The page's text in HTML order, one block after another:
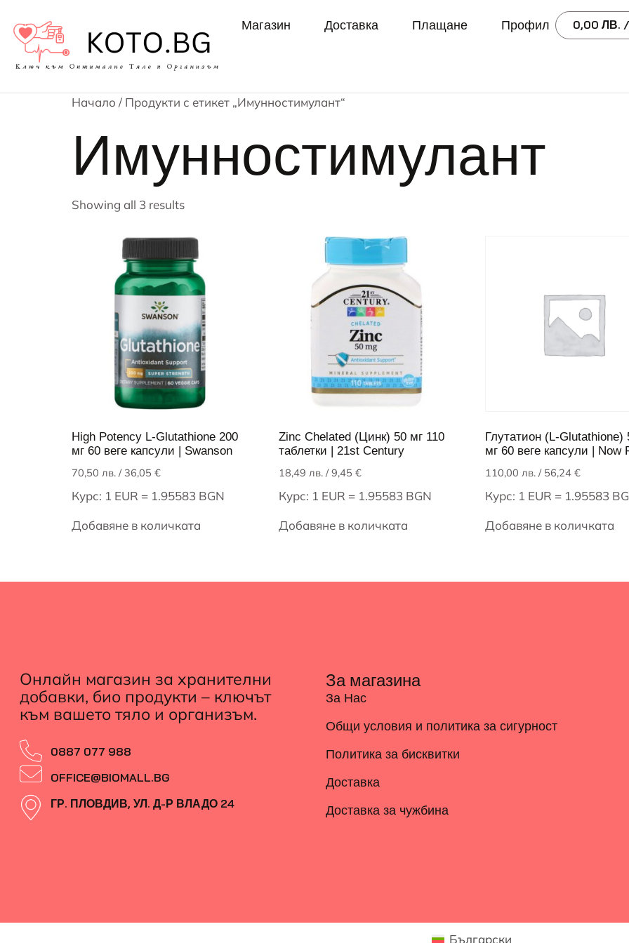
Магазин Доставка Плащане Профил 0,00 ЛВ.
Начало / Продукти с етикет „Имунностимулант“
Имунностимулант
Showing all 3 results
High Potency L-Glutathione 200
мг 60 веге капсули | Swanson
70,50 лв. / 36,05 €
Курс: 1 EUR = 1.95583 BGN
Добавяне в количката
Zinc Chelated (Цинк) 50 мг 110
таблетки | 21st Century
18,49 лв./ 9,45 €
Курс: 1 EUR = 1.95583 BGN
Добавяне в количката
Глутатион (L-Glutathione)
мг 60 веге капсули | Now
110,00лв. / 56,24 €
Курс: 1 EUR = 1.95583
Добавяне в количката
Онлайн магазин за хранителни
добавки, био продукти – ключът
към вашето тяло и организъм.
0887 077 988
OFFICE@BIOMALL.BG
ГР. ПЛОВДИВ, УЛ. Д-Р ВЛАДО 24
За магазина
За Нас
Общи условия и политика за сигурност
Политика за бисквитки
Доставка
Доставка за чужбина
Български